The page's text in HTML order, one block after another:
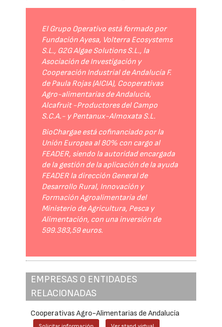
El Grupo Operativo está formado por
Fundación Ayesa, Volterra Ecosystems
S.L., G2G Algae Solutions S.L., la
Asociación de Investigación y
Cooperación Industrial de Andalucía F.
de Paula Rojas (AICIA), Cooperativas
Agro-alimentarias de Andalucía,
Alcafruit -Productores del Campo
S.C.A.- y Pentanux-Almoxata S.L.
BioChargae está cofinanciado por la
Unión Europea al 80% con cargo al
FEADER, siendo la autoridad encargada
de la gestión de la aplicación de la ayuda
FEADER la dirección General de
Desarrollo Rural, Innovación y
Formación Agroalimentaria del
Ministerio de Agricultura, Pesca y
Alimentación, con una inversión de
599.383,59 euros.
EMPRESAS O ENTIDADES
RELACIONADAS
Cooperativas Agro-Alimentarias de Andalucía